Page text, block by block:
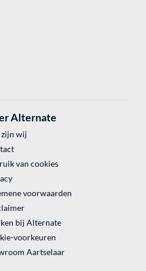
Alternate
wij
van cookies
voorwaarden
bij Alternate
voorkeuren
Aartselaar